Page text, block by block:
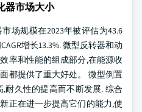
器市场大小
场规模在2023年被评估为43.6
增长13.3%. 微型反转器和动
率和性能的组成部分,在能源收
都提供了重大好处。 微型倒置
耐久性的提高而不断发展. 综合
正在进一步提高它们的能力,使